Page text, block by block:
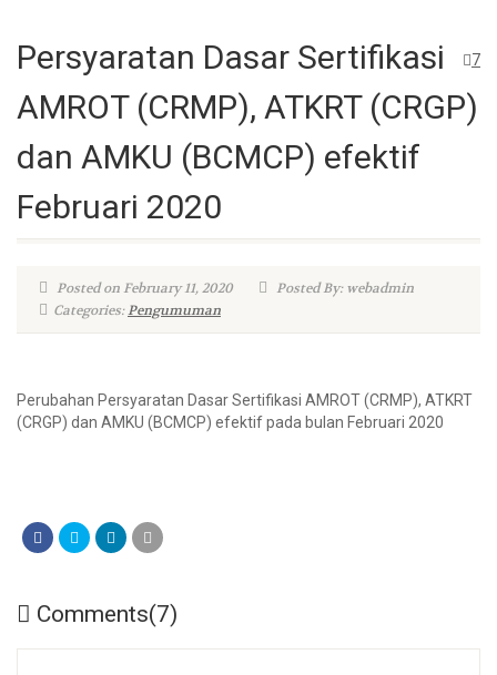
7
Persyaratan Dasar Sertifikasi
AMROT (CRMP), ATKRT (CRGP)
dan AMKU (BCMCP) efektif
Februari 2020
Posted on February 11, 2020
Posted By: webadmin
Categories:Pengumuman
Perubahan Persyaratan Dasar Sertifikasi AMROT (CRMP), ATKRT
(CRGP) dan AMKU (BCMCP) efektif pada bulan Februari 2020
Comments(7)